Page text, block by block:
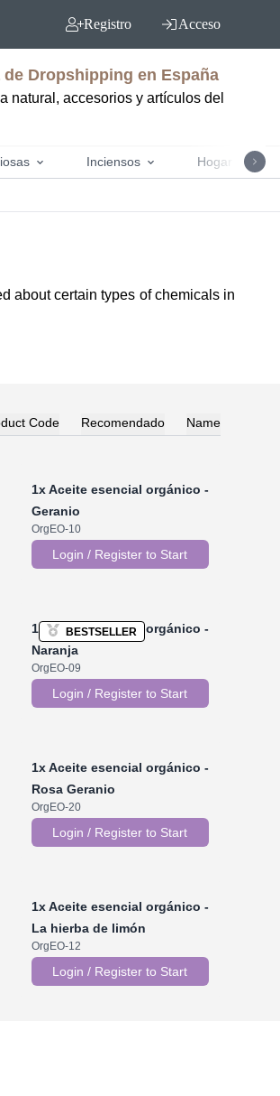
Registro Acceso
Dropshipping en España
natural, accesorios y artículos del
Inciensos Hogar y jardín
about certain types of chemicals in
Code Recomendado Name
1xAceite esencial orgánico -
Geranio
OrgEO-10
Login / Register to Start
BESTSELLER
1x Aceite esencial orgánico -
Naranja
OrgEO-09
Login / Register to Start
1xAceite esencial orgánico -
Rosa Geranio
OrgEO-20
Login / Register to Start
1xAceite esencial orgánico -
La hierba de limón
OrgEO-12
Login / Register to Start